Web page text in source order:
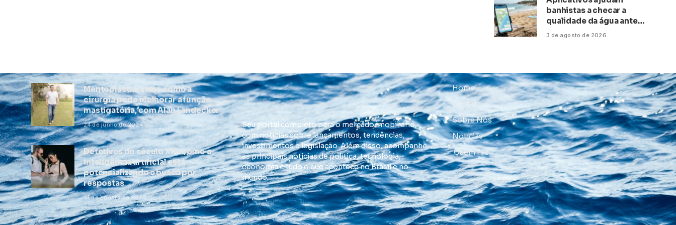
banhistas a checar a
qualidade da água antes
de ir à praia
3 de agosto de 2026
Mentoplastia: saiba como a
cirurgia pode melhorar a função
mastigatória, com Alan Landecker
24 de junho de 2024
Detetives do século XXI: como a
inteligência artificial está
potencializando a busca por
respostas
14 de agosto de 2024
Seu portal completo para o mercado imobiliário,
com notícias sobre lançamentos, tendências,
investimentos e legislação. Além disso, acompanhe
as principais notícias de política, tecnologia,
economia e tudo o que acontece no Brasil e no
mundo.
Home
Contato
Sobre Nós
Notícias
Quem Faz